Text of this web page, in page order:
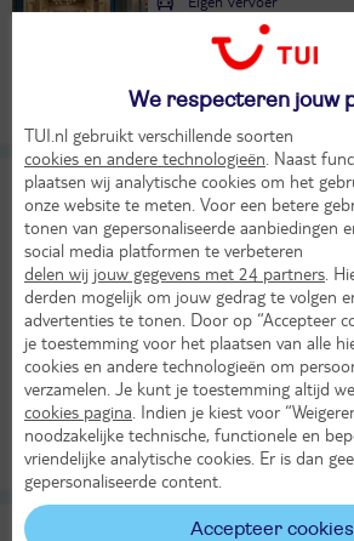
in aug
Logies
8
Heel goed
Atlanta
TUI classificatie Hotel
Nederland Limburg Valkenburg
KASSAKORTING
15°
in okt
Zo 4 okt 2026
4 dagen (3 nachten)
Eigen vervoer
Halfpension
Best Western Slenaken
We respecteren jouw
TUI.nl gebruikt verschillende soorten
cookies en andere technologieën . Naast
plaatsen wij analytische cookies om het
onze website te meten. Voor een betere
tonen van gepersonaliseerde aanbiedingen
social media platformen te verbeteren
delen wij jouw gegevens met 24 partners .
derden mogelijk om jouw gedrag te volgen
advertenties te tonen. Door op “Accepteer
je toestemming voor het plaatsen van alle
cookies en andere technologieën om
verzamelen. Je kunt je toestemming altijd
cookies pagina . Indien je kiest voor
noodzakelijke technische, functionele en
vriendelijke analytische cookies. Er is dan
gepersonaliseerde content.
Accepteer cookies